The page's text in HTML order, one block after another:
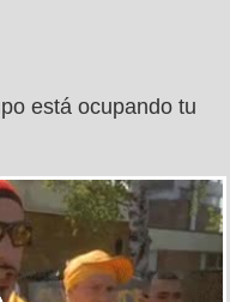
está ocupando tu